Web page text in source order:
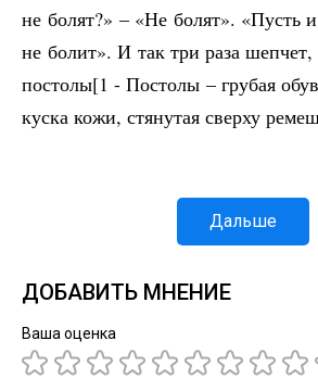
не болят?» – «Не болят». «Пусть
не болит». И так три раза
постолы[1 - Постолы – грубая
куска кожи, стянутая сверху
Дальше
ДОБАВИТЬ МНЕНИЕ
Ваша оценка